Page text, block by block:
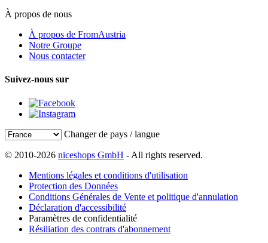
À propos de nous
À propos de FromAustria
Notre Groupe
Nous contacter
Suivez-nous sur
Changer de pays / langue
© 2010-2026 niceshops GmbH - All rights reserved.
Mentions légales et conditions d'utilisation
Protection des Données
Conditions Générales de Vente et politique d'annulation
Déclaration d'accessibilité
Paramètres de confidentialité
Résiliation des contrats d'abonnement